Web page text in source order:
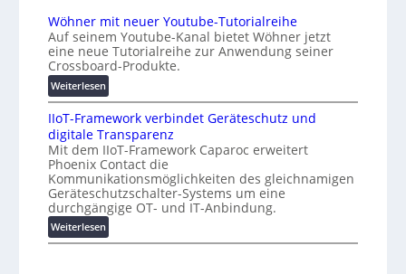
t
i
o
O
r
g
w
ä
c
h
t
K
o
s
t
e
n
f
a
l
l
e
A
Z
ü
r
i
c
h
:
T
r
e
f
f
p
Wöhner mit neuer Youtube-Tutorialreihe
Auf seinem Youtube-Kanal bietet Wöhner jetzt
eine neue Tutorialreihe zur Anwendung seiner
Crossboard-Produkte.
Weiterlesen:
W
ö
h
n
e
r
m
i
t
n
IIoT-Framework verbindet Geräteschutz und
digitale Transparenz
Mit dem IIoT-Framework Caparoc erweitert
Phoenix Contact die
Kommunikationsmöglichkeiten des gleichnamigen
Geräteschutzschalter-Systems um eine
durchgängige OT- und IT-Anbindung.
Weiterlesen:
I